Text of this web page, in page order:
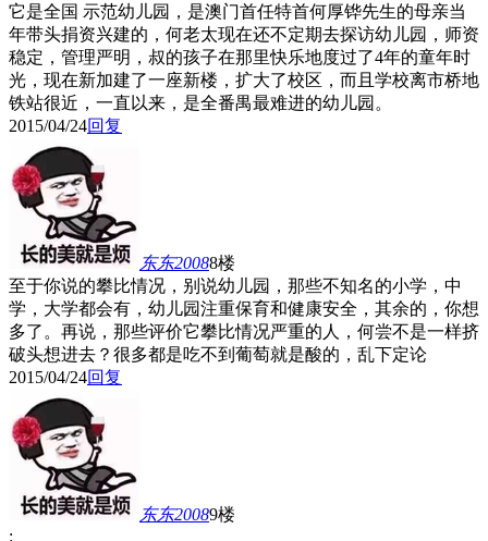
它是全国 示范幼儿园，是澳门首任特首何厚铧先生的母亲当
年带头捐资兴建的，何老太现在还不定期去探访幼儿园，师资
稳定，管理严明，叔的孩子在那里快乐地度过了4年的童年时
光，现在新加建了一座新楼，扩大了校区，而且学校离市桥地
铁站很近，一直以来，是全番禺最难进的幼儿园。
2015/04/24回复
东东20088楼
至于你说的攀比情况，别说幼儿园，那些不知名的小学，中
学，大学都会有，幼儿园注重保育和健康安全，其余的，你想
多了。再说，那些评价它攀比情况严重的人，何尝不是一样挤
破头想进去？很多都是吃不到葡萄就是酸的，乱下定论
2015/04/24回复
东东20089楼
: